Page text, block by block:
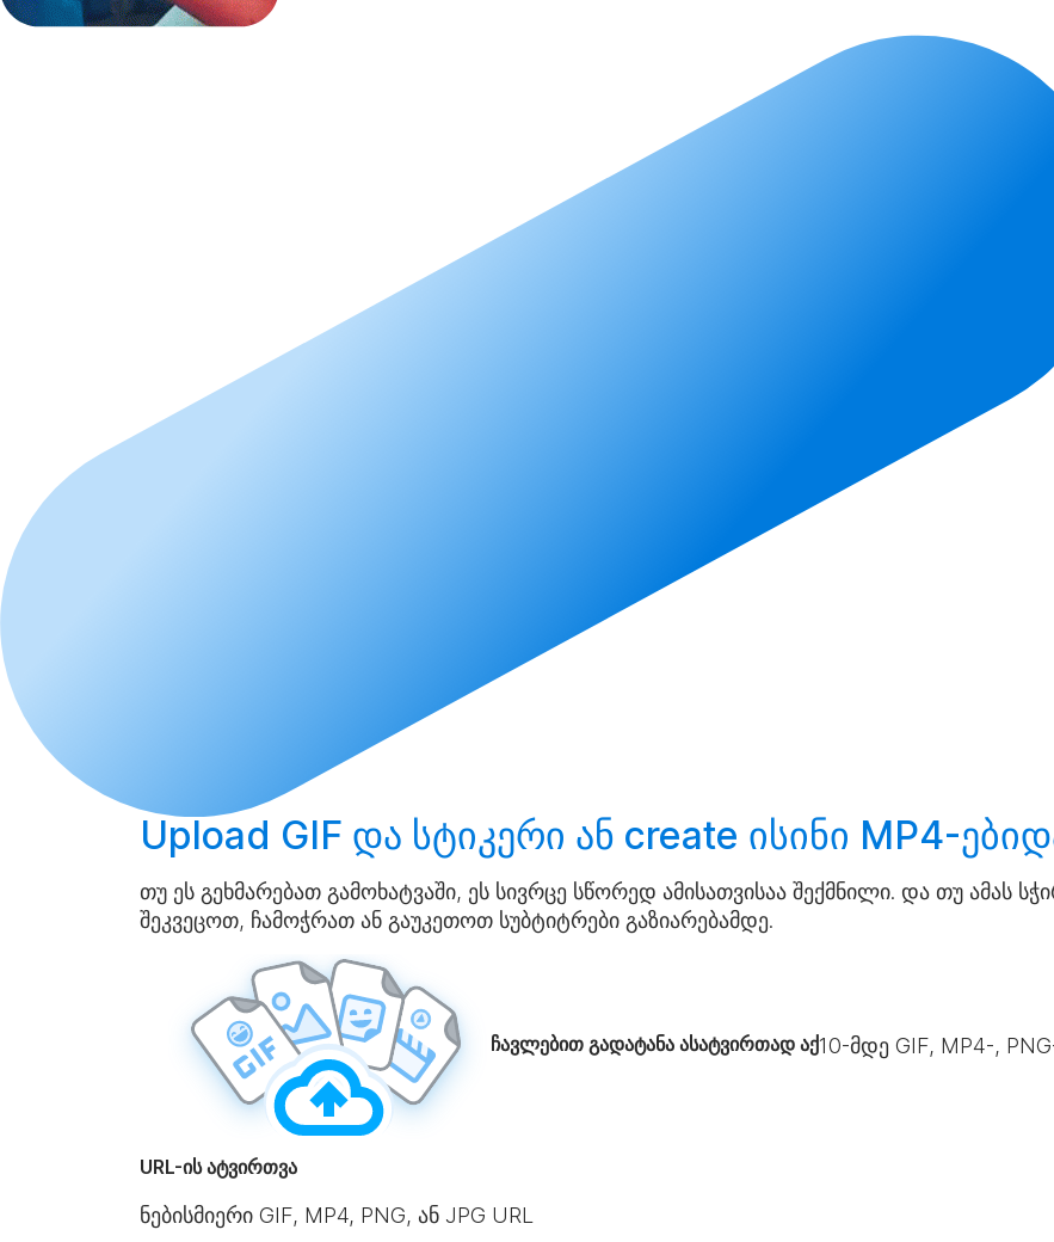
Upload GIF და სტიკერი ან create ისინი MP4-
თუ ეს გეხმარებათ გამოხატვაში, ეს სივრცე სწორედ ამისათვისაა შექმნილი. და თუ ამას
შეკვეცოთ, ჩამოჭრათ ან გაუკეთოთ სუბტიტრები გაზიარებამდე.
ჩავლებით გადატანა ასატვირთად აქ10-მდე GIF, MP4-,
URL-ის ატვირთვა
ნებისმიერი GIF, MP4, PNG, ან JPG URL